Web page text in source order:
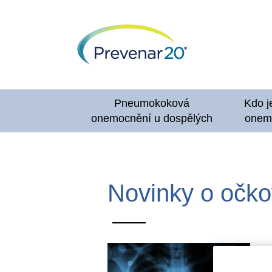
Pneumokoková
onemocnění u dospělých
Kdo
Novinky o